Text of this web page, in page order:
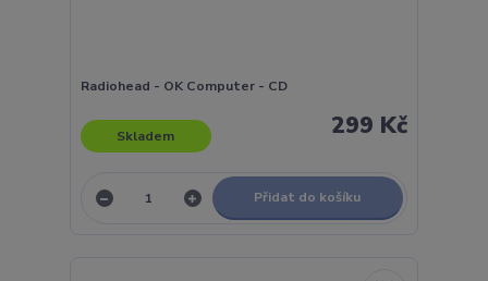
Radiohead - OK Computer - CD
299 Kč
Skladem
Přidat do košíku